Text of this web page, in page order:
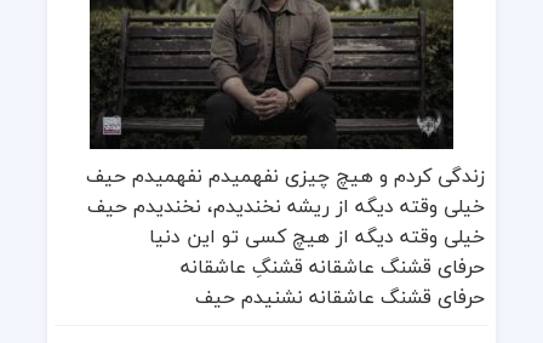
زندگی کردم و هیچ چیزی نفهمیدم نفهمیدم حیف
خیلی وقته دیگه از ریشه نخندیدم، نخندیدم حیف
خیلی وقته دیگه از هیچ کسی تو این دنیا
حرفای قشنگ عاشقانه قشنگِ عاشقانه
حرفای قشنگ عاشقانه نشنیدم حیف